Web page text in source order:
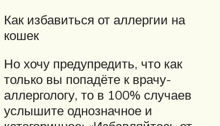
Как избавиться от аллергии на
кошек
Но хочу предупредить, что как
только вы попадёте к врачу-
аллергологу, то в 100% случаев
услышите однозначное и